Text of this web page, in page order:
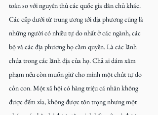
toàn so với nguyên thủ các quốc gia dân chủ khác.
Các cấp dưới từ trung ương tới địa phương cũng là
những người có nhiều tự do nhất ở các ngành, các
bộ và các địa phương họ cầm quyền. Là các lãnh
chúa trong các lãnh địa của họ. Chả ai dám xâm
phạm nếu còn muốn giữ cho mình một chút tự do
cỏn con. Một xã hội có hàng triệu cá nhân không
được đếm xỉa, không được tôn trọng nhưng một